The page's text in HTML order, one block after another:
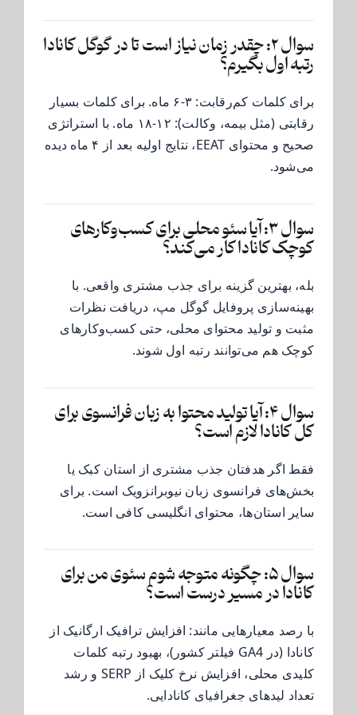
سوال ۲: چقدر زمان نیاز است تا در گوگل کانادا
رتبه اول بگیرم؟
برای کلمات کم‌رقابت: ۳-۶ ماه. برای کلمات بسیار
رقابتی (مثل بیمه، وکالت): ۱۲-۱۸ ماه. با استراتژی
صحیح و محتوای EEAT، نتایج اولیه بعد از ۴ ماه دیده
می‌شود.
سوال ۳: آیا سئو محلی برای کسب‌وکارهای
کوچک کانادا کار می‌کند؟
بله، بهترین گزینه برای جذب مشتری واقعی. با
بهینه‌سازی پروفایل گوگل مپ، دریافت نظرات
مثبت و تولید محتوای محلی، حتی کسب‌وکارهای
کوچک هم می‌توانند رتبه اول شوند.
سوال ۴: آیا تولید محتوا به زبان فرانسوی برای
کل کانادا لازم است؟
فقط اگر هدفتان جذب مشتری از استان کبک یا
بخش‌های فرانسوی زبان نیوبرانزویک است. برای
سایر استان‌ها، محتوای انگلیسی کافی است.
سوال ۵: چگونه متوجه شوم سئوی من برای
کانادا در مسیر درست است؟
با رصد معیارهایی مانند: افزایش ترافیک ارگانیک از
کانادا (در GA4 فیلتر کشور)، بهبود رتبه کلمات
کلیدی محلی، افزایش نرخ کلیک از SERP و رشد
تعداد لیدهای جغرافیای کانادایی.